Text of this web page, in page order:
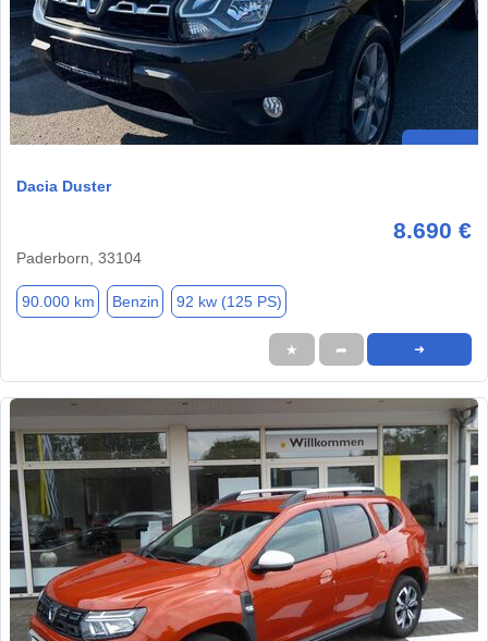
Dacia Duster
8.690 €
Paderborn, 33104
90.000 km Benzin 92 kw (125 PS)
★ ➦ ➜